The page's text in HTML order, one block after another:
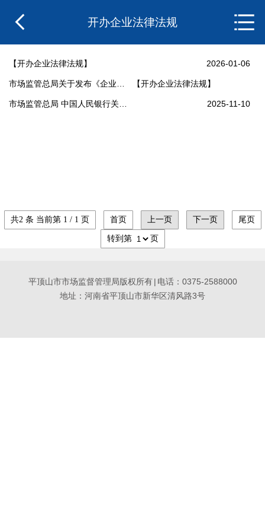
开办企业法律法规
【开办企业法律法规】 2026-01-06
【开办企业法律法规】
2025-11-10
共2 条 当前第 1 / 1 页 首页 上一页 下一页 尾页
转到第 页
平顶山市市场监督管理局版权所有 | 电话：0375-2588000
地址：河南省平顶山市新华区清风路3号